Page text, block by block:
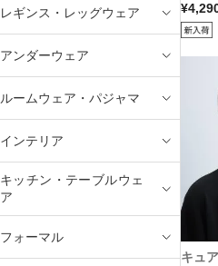
レギンス・レッグウェア
アンダーウェア
ルームウェア・パジャマ
インテリア
キッチン・テーブルウェ
ア
フォーマル
キュ